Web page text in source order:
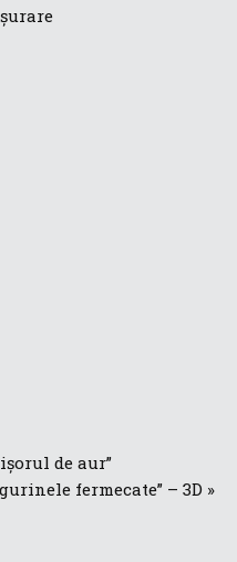
de aur”
fermecate” – 3D »